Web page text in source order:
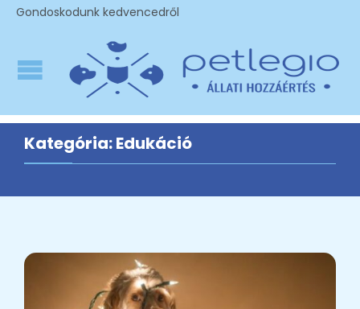
Gondoskodunk kedvencedről
Kategória:Edukáció